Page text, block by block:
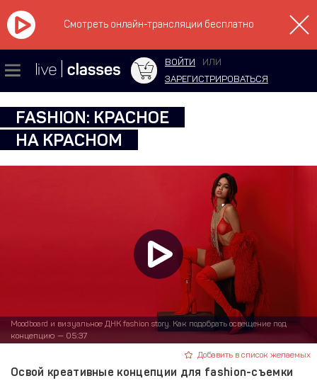
Смотреть онлайн-трансляции бесплатно
ВОЙТИ
ИЛИ
ЗАРЕГИСТРИРОВАТЬСЯ
FASHION: КРАСНОЕ
НА КРАСНОМ
Moodboard и визуальное ДНК fashion story. Как подобрать освещение под
концепцию — 05:37
Добавить в список желаемых
Освой креативные концепции для fashion-съемки